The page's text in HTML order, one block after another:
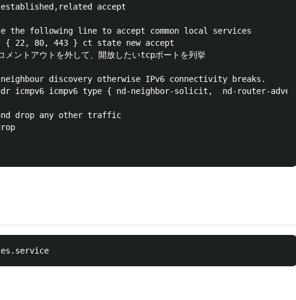
accept
the following line to accept common local services
{ 22, 80, 443 } ct state new accept
ントアウトを外して、開放したいtcpポートを列挙
discovery otherwise IPv6 connectivity breaks.
icmpv6 icmpv6 type { nd-neighbor-solicit,  nd-router-
drop any other traffic